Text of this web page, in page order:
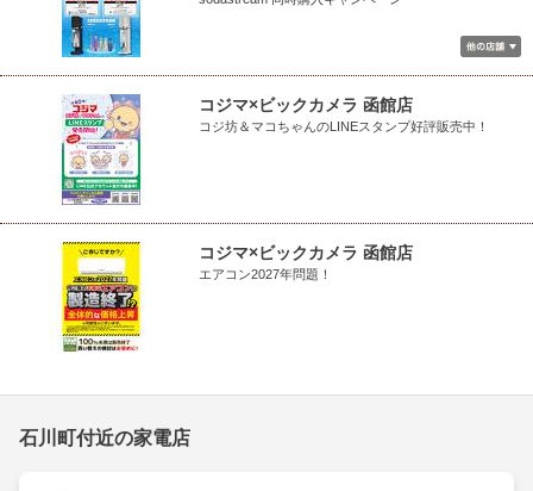
コジマ×ビックカメラ 函館店
コジ坊＆マコちゃんのLINEスタンプ好評販売中！
コジマ×ビックカメラ 函館店
エアコン2027年問題！
石川町付近の家電店